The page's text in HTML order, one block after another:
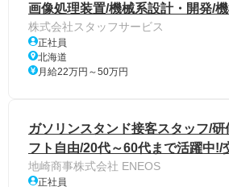
画像処理装置/機械系設計・開発/
株式会社スタッフサービス
正社員
北海道
月給22万円～50万円
ガソリンスタンド接客スタッフ/
フト自由/20代～60代まで活躍中!/
地崎商事株式会社 ENEOS
正社員